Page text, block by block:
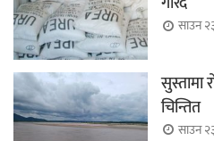
साउन
सुस्तामा
चिन्तित
साउन